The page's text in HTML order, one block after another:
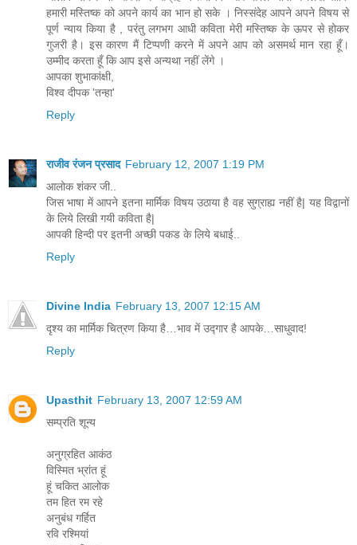
हमारी मस्तिष्क को अपने कार्य का भान हो सके । निस्संदेह आपने अपने विषय से
पूर्ण न्याय किया है , परंतु लगभग आधी कविता मेरी मस्तिष्क के ऊपर से होकर
गुजरी है। इस कारण मैं टिप्पणी करने में अपने आप को असमर्थ मान रहा हूँ।
उम्मीद करता हूँ कि आप इसे अन्यथा नहीं लेंगे ।
आपका शुभाकांक्षी,
विश्व दीपक 'तन्हा'
Reply
राजीव रंजन प्रसाद February 12, 2007 1:19 PM
आलोक शंकर जी..
जिस भाषा में आपने इतना मार्मिक विषय उठाया है वह सुग्राह्य नहीं है| यह विद्वानों
के लिये लिखी गयी कविता है|
आपकी हिन्दी पर इतनी अच्छी पकड के लिये बधाई..
Reply
Divine India February 13, 2007 12:15 AM
दृश्य का मार्मिक चित्रण किया है…भाव में उद्गार है आपके…साधुवाद!
Reply
Upasthit February 13, 2007 12:59 AM
सम्प्रति शून्य
अनुग्रहित आकंठ
विस्मित भ्रांत हूं
हूं चकित आलोक
तम हित रम रहे
अनुबंध गर्हित
रवि रश्मियां